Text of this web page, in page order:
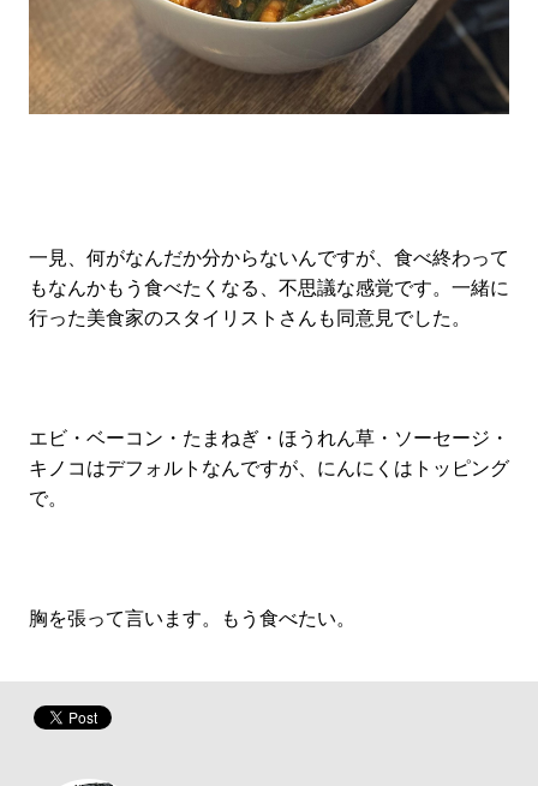
一見、何がなんだか分からないんですが、食べ終わって
もなんかもう食べたくなる、不思議な感覚です。一緒に
行った美食家のスタイリストさんも同意見でした。
エビ・ベーコン・たまねぎ・ほうれん草・ソーセージ・
キノコはデフォルトなんですが、にんにくはトッピング
で。
胸を張って言います。もう食べたい。